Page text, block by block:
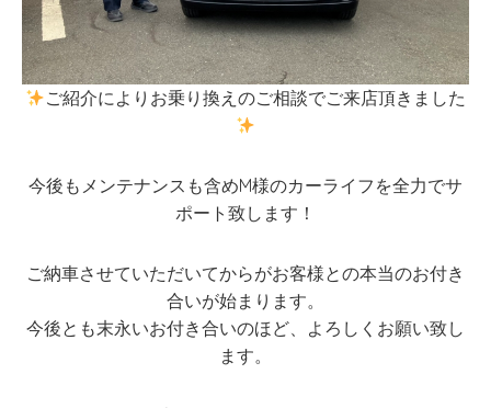
ご紹介によりお乗り換えのご相談でご来店頂きました
今後もメンテナンスも含めM様のカーライフを全力でサ
ポート致します！
ご納車させていただいてからがお客様との本当のお付き
合いが始まります。
今後とも末永いお付き合いのほど、よろしくお願い致し
ます。